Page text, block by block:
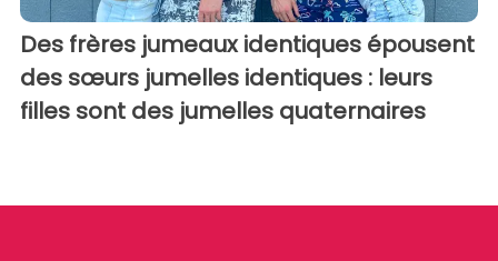
Des frères jumeaux identiques épousent
des sœurs jumelles identiques : leurs
filles sont des jumelles quaternaires